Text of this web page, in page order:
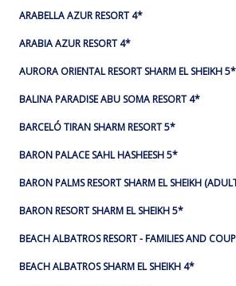
ARABELLA AZUR RESORT 4*
ARABIA AZUR RESORT 4*
AURORA ORIENTAL RESORT SHARM EL SHEIKH 5*
BALINA PARADISE ABU SOMA RESORT 4*
BARCELÓ TIRAN SHARM RESORT 5*
BARON PALACE SAHL HASHEESH 5*
BARON PALMS RESORT SHARM EL SHEIKH
BARON RESORT SHARM EL SHEIKH 5*
BEACH ALBATROS RESORT - FAMILIES AND
BEACH ALBATROS SHARM EL SHEIKH 4*